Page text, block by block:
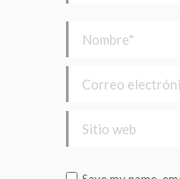
Nombre *
Correo
Sitio web